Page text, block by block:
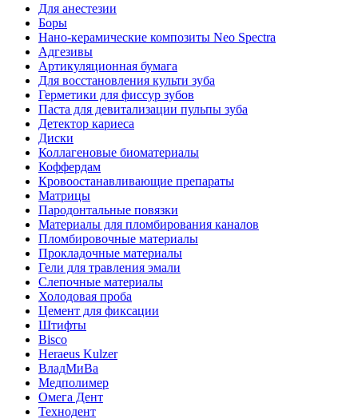
Для анестезии
Боры
Нано-керамические композиты Neo Spectra
Адгезивы
Артикуляционная бумага
Для восстановления культи зуба
Герметики для фиссур зубов
Паста для девитализации пульпы зуба
Детектор кариеса
Диски
Коллагеновые биоматериалы
Коффердам
Кровоостанавливающие препараты
Матрицы
Пародонтальные повязки
Материалы для пломбирования каналов
Пломбировочные материалы
Прокладочные материалы
Гели для травления эмали
Слепочные материалы
Холодовая проба
Цемент для фиксации
Штифты
Bisco
Heraeus Kulzer
ВладМиВа
Медполимер
Омега Дент
Технодент